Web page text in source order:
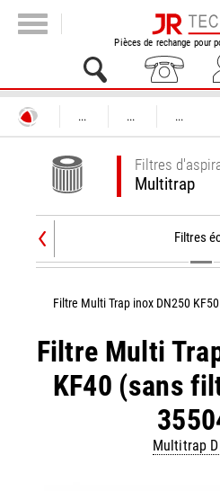
Pièces de rechange pour
... ... ...
Filtres
Multitrap
Filtres
Filtre Multi
KF40 (sans
Multitrap
Filtre Multi Trap inox DN250